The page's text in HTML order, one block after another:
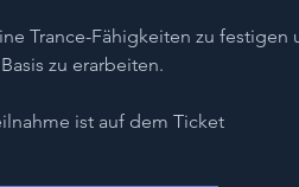
Trance-Fähigkeiten zu festigen
zu erarbeiten.
ist auf dem Ticket